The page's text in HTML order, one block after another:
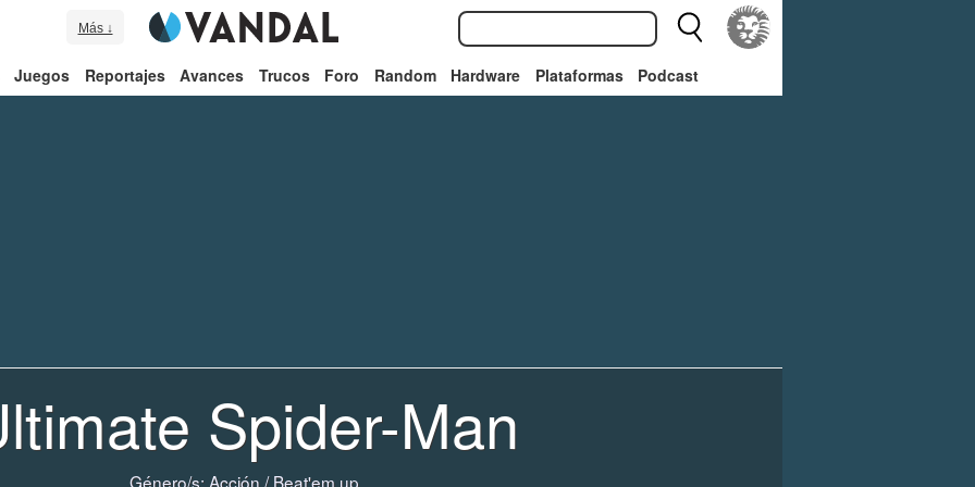
Más ↓
Juegos Reportajes Avances Trucos Foro Random Hardware Plataformas Podcast
Spider-Man
Género/s: Acción /Beat'em up